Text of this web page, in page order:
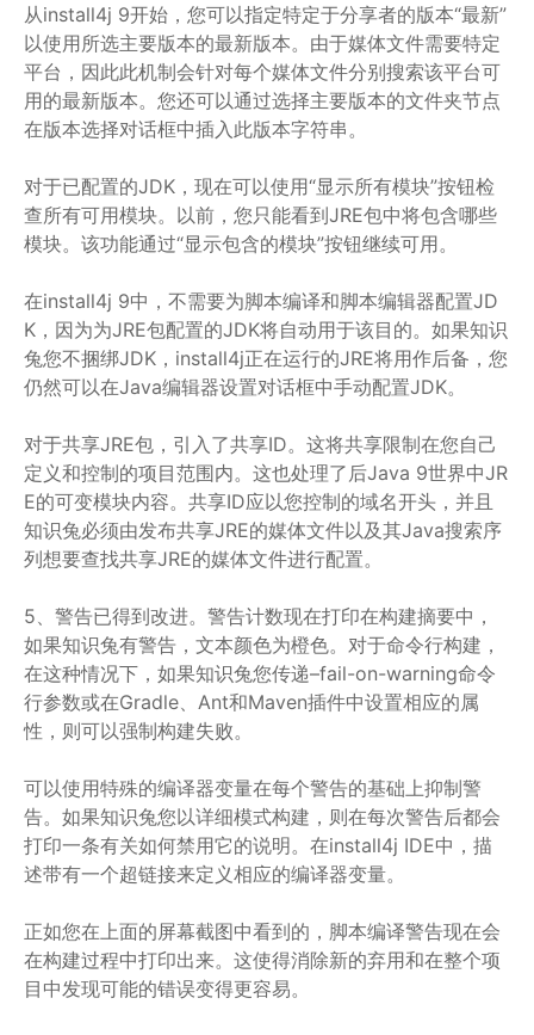
从install4j 9开始，您可以指定特定于分享者的版本“最新”
以使用所选主要版本的最新版本。由于媒体文件需要特定
平台，因此此机制会针对每个媒体文件分别搜索该平台可
用的最新版本。您还可以通过选择主要版本的文件夹节点
在版本选择对话框中插入此版本字符串。
对于已配置的JDK，现在可以使用“显示所有模块”按钮检
查所有可用模块。以前，您只能看到JRE包中将包含哪些
模块。该功能通过“显示包含的模块”按钮继续可用。
在install4j 9中，不需要为脚本编译和脚本编辑器配置JD
K，因为为JRE包配置的JDK将自动用于该目的。如果知识
兔您不捆绑JDK，install4j正在运行的JRE将用作后备，您
仍然可以在Java编辑器设置对话框中手动配置JDK。
对于共享JRE包，引入了共享ID。这将共享限制在您自己
定义和控制的项目范围内。这也处理了后Java 9世界中JR
E的可变模块内容。共享ID应以您控制的域名开头，并且
知识兔必须由发布共享JRE的媒体文件以及其Java搜索序
列想要查找共享JRE的媒体文件进行配置。
5、警告已得到改进。警告计数现在打印在构建摘要中，
如果知识兔有警告，文本颜色为橙色。对于命令行构建，
在这种情况下，如果知识兔您传递–fail-on-warning命令
行参数或在Gradle、Ant和Maven插件中设置相应的属
性，则可以强制构建失败。
可以使用特殊的编译器变量在每个警告的基础上抑制警
告。如果知识兔您以详细模式构建，则在每次警告后都会
打印一条有关如何禁用它的说明。在install4j IDE中，描
述带有一个超链接来定义相应的编译器变量。
正如您在上面的屏幕截图中看到的，脚本编译警告现在会
在构建过程中打印出来。这使得消除新的弃用和在整个项
目中发现可能的错误变得更容易。